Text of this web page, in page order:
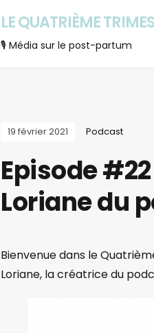
LE QUATRIÈME
🎙 Média sur le post-partum
19 février 2021 Podcast
Episode
Loriane du
Bienvenue dans le
Loriane, la créatrice du